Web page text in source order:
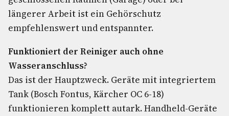
längerer Arbeit ist ein Gehörschutz
empfehlenswert und entspannter.
Funktioniert der Reiniger auch ohne
Wasseranschluss?
Das ist der Hauptzweck. Geräte mit integriertem
Tank (Bosch Fontus, Kärcher OC 6-18)
funktionieren komplett autark. Handheld-Geräte